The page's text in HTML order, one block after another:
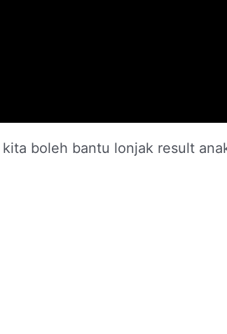
kita boleh bantu lonjak result